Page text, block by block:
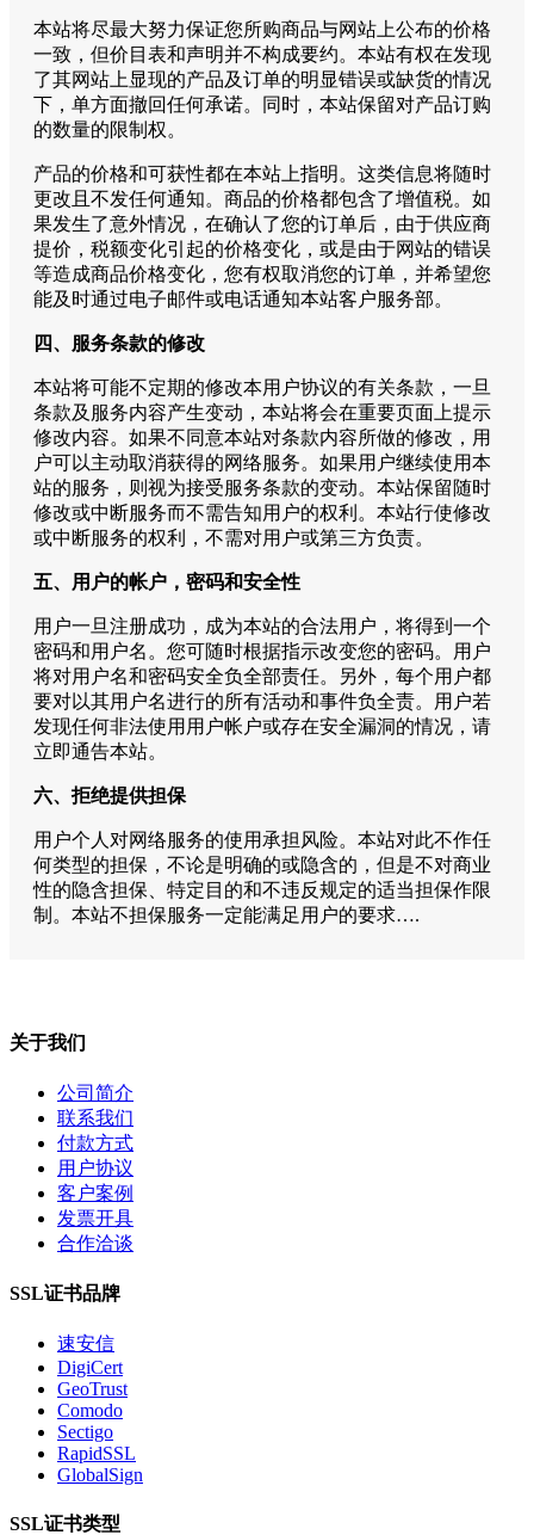
本站将尽最大努力保证您所购商品与网站上公布的价格
一致，但价目表和声明并不构成要约。本站有权在发现
了其网站上显现的产品及订单的明显错误或缺货的情况
下，单方面撤回任何承诺。同时，本站保留对产品订购
的数量的限制权。
产品的价格和可获性都在本站上指明。这类信息将随时
更改且不发任何通知。商品的价格都包含了增值税。如
果发生了意外情况，在确认了您的订单后，由于供应商
提价，税额变化引起的价格变化，或是由于网站的错误
等造成商品价格变化，您有权取消您的订单，并希望您
能及时通过电子邮件或电话通知本站客户服务部。
四、服务条款的修改
本站将可能不定期的修改本用户协议的有关条款，一旦
条款及服务内容产生变动，本站将会在重要页面上提示
修改内容。如果不同意本站对条款内容所做的修改，用
户可以主动取消获得的网络服务。如果用户继续使用本
站的服务，则视为接受服务条款的变动。本站保留随时
修改或中断服务而不需告知用户的权利。本站行使修改
或中断服务的权利，不需对用户或第三方负责。
五、用户的帐户，密码和安全性
用户一旦注册成功，成为本站的合法用户，将得到一个
密码和用户名。您可随时根据指示改变您的密码。用户
将对用户名和密码安全负全部责任。另外，每个用户都
要对以其用户名进行的所有活动和事件负全责。用户若
发现任何非法使用用户帐户或存在安全漏洞的情况，请
立即通告本站。
六、拒绝提供担保
用户个人对网络服务的使用承担风险。本站对此不作任
何类型的担保，不论是明确的或隐含的，但是不对商业
性的隐含担保、特定目的和不违反规定的适当担保作限
制。本站不担保服务一定能满足用户的要求….
关于我们
公司简介
联系我们
付款方式
用户协议
客户案例
发票开具
合作洽谈
SSL证书品牌
速安信
DigiCert
GeoTrust
Comodo
Sectigo
RapidSSL
GlobalSign
SSL证书类型